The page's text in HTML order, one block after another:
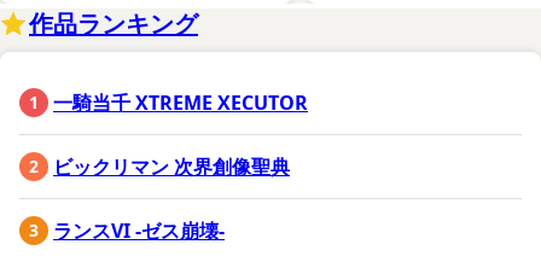
作品ランキング
一騎当千 XTREME XECUTOR
ビックリマン 次界創像聖典
ランスVI -ゼス崩壊-